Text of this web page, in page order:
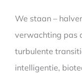
We staan –
verwachting pas
turbulente
intelligentie,